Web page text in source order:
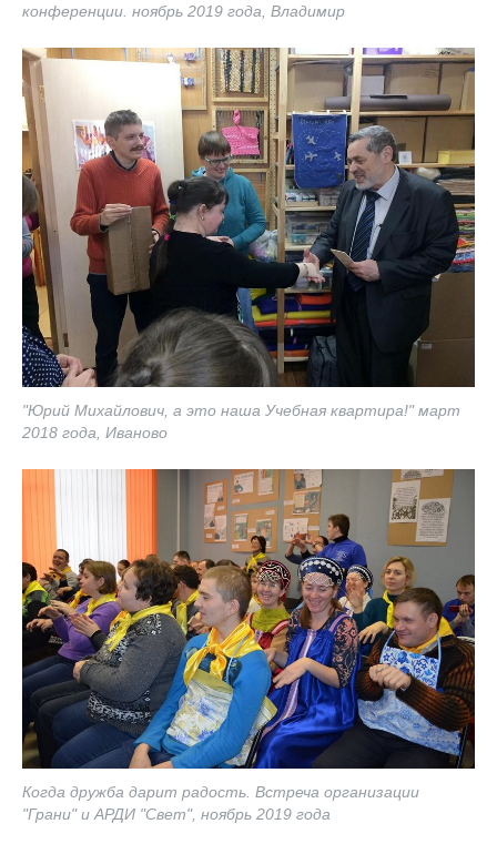
конференции. ноябрь 2019 года, Владимир
"Юрий Михайлович, а это наша Учебная квартира!" март
2018 года, Иваново
Когда дружба дарит радость. Встреча организации
"Грани" и АРДИ "Свет", ноябрь 2019 года